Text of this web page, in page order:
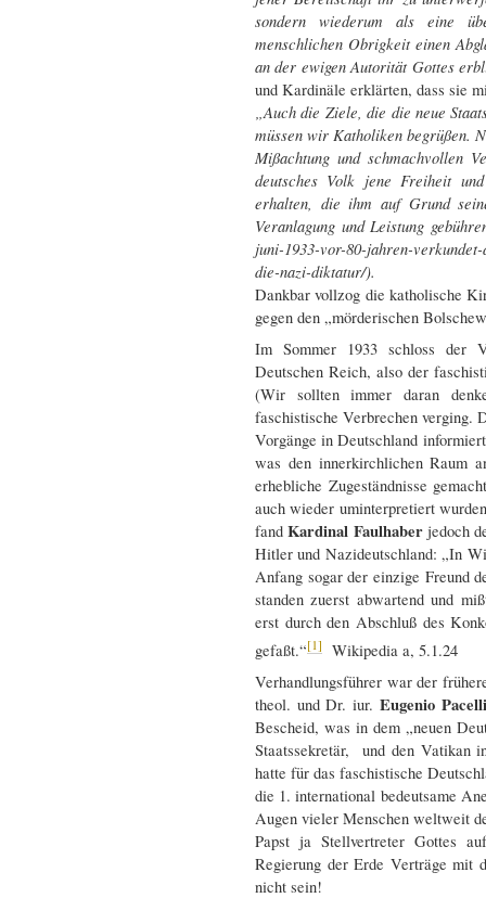
sondern wiederum als eine
menschlichen Obrigkeit einen
an der ewigen Autorität Gottes
und Kardinäle erklärten, dass sie
„Auch die Ziele, die die neue
müssen wir Katholiken begrüßen.
Mißachtung und schmachvollen
deutsches Volk jene Freiheit
erhalten, die ihm auf Grund
Veranlagung und Leistung
juni-1933-vor-80-jahren-
die-nazi-diktatur/).
Dankbar vollzog die katholische
gegen den „mörderischen
Im Sommer 1933 schloss der
Deutschen Reich, also der
(Wir sollten immer daran
faschistische Verbrechen verging.
Vorgänge in Deutschland
was den innerkirchlichen Raum
erhebliche Zugeständnisse
auch wieder uminterpretiert
fand Kardinal Faulhaberjedoch
Hitler und Nazideutschland: „In
Anfang sogar der einzige Freund
standen zuerst abwartend und
erst durch den Abschluß des
gefaßt.“[1]
Wikipedia a, 5.1.24
Verhandlungsführer war der
theol. und Dr. iur. Eugenio Pacelli
Bescheid, was in dem „neuen
Staatssekretär, und den Vatikan
hatte für das faschistische
die 1. international bedeutsame
Augen vieler Menschen weltweit
Papst ja Stellvertreter Gottes
Regierung der Erde Verträge mit
nicht sein!